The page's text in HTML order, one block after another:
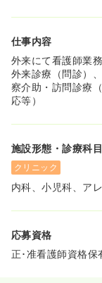
仕事内容
外来にて看護師業
外来診療（問診）
察介助・訪問診療
応等）
施設形態・診療科目
クリニック
内科、小児科、ア
応募資格
正･准看護師資格保